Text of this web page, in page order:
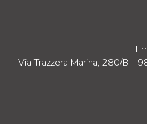
Via Trazzera Marina, 280/B -